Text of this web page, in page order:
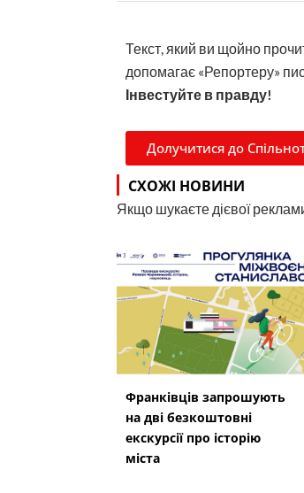
Текст, який ви щойно
допомагає «Репортеру»
Інвестуйте в правду!
Долучитися до
СХОЖІ НОВИНИ
Якщо шукаєте дієвої
Франківців запрошують
на дві безкоштовні
екскурсії про історію
міста